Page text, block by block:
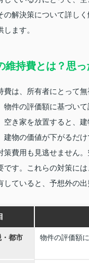
の解決策について詳し
ます。
維持費とは？思
費は、所有者にとって
物件の評価額に基づい
空き家を放置すると、
建物の価値が下がるだ
策費用も見逃せません
です。これらの対策に
していると、予想外の
・都市
物件の評価額